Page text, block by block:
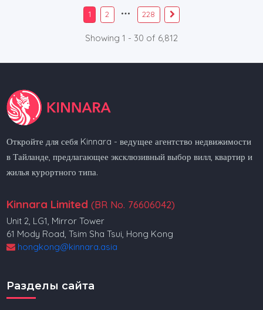
1 2 228
Showing 1 - 30 of 6,812
Откройте для себя Kinnara - ведущее агентство недвижимости
в Тайланде, предлагающее эксклюзивный выбор вилл, квартир и
жилья курортного типа.
Kinnara Limited (BR No. 76606042)
Unit 2, LG1, Mirror Tower
61 Mody Road, Tsim Sha Tsui, Hong Kong
hongkong@kinnara.asia
Разделы сайта